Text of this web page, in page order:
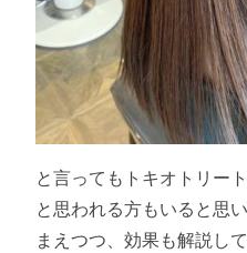
と言ってもトキオトリー
と思われる方もいると思
まえつつ、効果も解説し